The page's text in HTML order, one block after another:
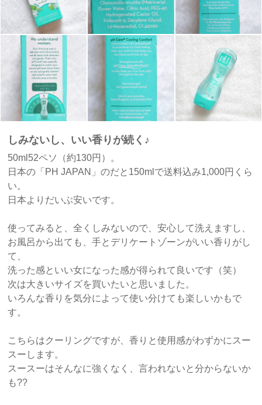
しみないし、いい香りが続く♪
50ml52ペソ（約130円）。
日本の「PH JAPAN」のだと150mlで送料込み1,000円くら
い。
日本よりだいぶ安いです。
使ってみると、全くしみないので、安心して洗えますし、
お風呂から出ても、手とデリケートゾーンがいい香りがし
て、
洗った感といい女になった感が得られて良いです（笑）
次は大きいサイズを買いたいと思いました。
いろんな香りを気分によって使い分けても楽しいかもで
す。
こちらはクーリングですが、香りと使用感がわずかにスー
スーします。
スースーはそんなに強くなく、言われないと分からないか
も??